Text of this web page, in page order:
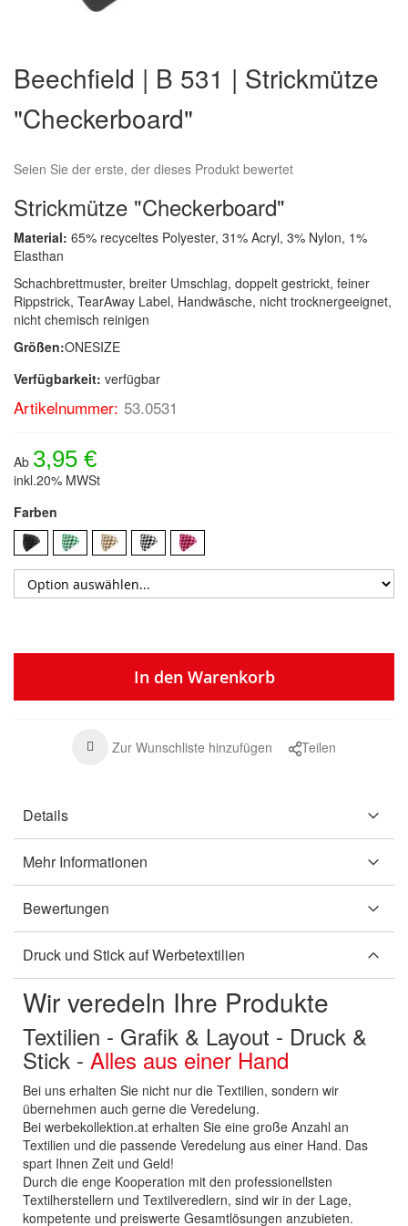
der
Bildergalerie
springen
Beechfield | B 531 | Strickmütze
"Checkerboard"
Seien Sie der erste, der dieses Produkt bewertet
Strickmütze "Checkerboard"
Material: 65% recyceltes Polyester, 31% Acryl, 3% Nylon, 1%
Elasthan
Schachbrettmuster, breiter Umschlag, doppelt gestrickt, feiner
Rippstrick, TearAway Label, Handwäsche, nicht trocknergeeignet,
nicht chemisch reinigen
Größen:ONESIZE
Verfügbarkeit: verfügbar
Artikelnummer: 53.0531
Ab 3,95 €
inkl.20% MWSt
Farben
In den Warenkorb
Zur Wunschliste hinzufügen Teilen
Details
Mehr Informationen
Bewertungen
Druck und Stick auf Werbetextilien
Wir veredeln Ihre Produkte
Textilien - Grafik & Layout - Druck &
Stick - Alles aus einer Hand
Bei uns erhalten Sie nicht nur die Textilien, sondern wir
übernehmen auch gerne die Veredelung.
Bei werbekollektion.at erhalten Sie eine große Anzahl an
Textilien und die passende Veredelung aus einer Hand. Das
spart Ihnen Zeit und Geld!
Durch die enge Kooperation mit den professionellsten
Textilherstellern und Textilveredlern, sind wir in der Lage,
kompetente und preiswerte Gesamtlösungen anzubieten.